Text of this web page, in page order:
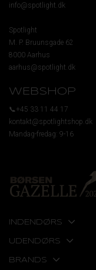
info@spotlight.dk
Spotlight
M. P. Bruunsgade 62
8000 Aarhus
aarhus@spotlight.dk
WEBSHOP
📞+45 33 11 44 17
kontakt@spotlightshop.dk
Mandag-fredag: 9-16
INDENDØRS
UDENDØRS
BRANDS